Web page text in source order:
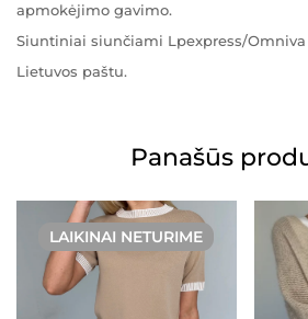
apmokėjimo gavimo.
Siuntiniai siunčiami Lpexpress/
Lietuvos paštu.
Panašūs
LAIKINAI NETURIME